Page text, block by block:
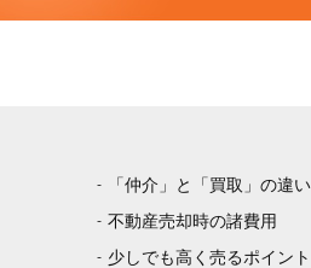
「仲介」と「買取」の違い
不動産売却時の諸費用
少しでも高く売るポイント